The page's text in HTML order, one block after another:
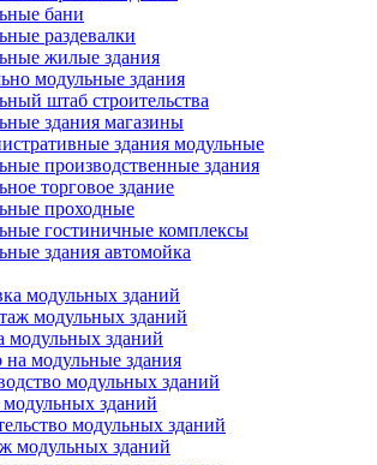
бани
раздевалки
жилые здания
модульные здания
штаб строительства
здания магазины
здания модульные
производственные здания
торговое здание
проходные
гостиничные комплексы
здания автомойка
модульных зданий
модульных зданий
модульных зданий
на модульные здания
модульных зданий
модульных зданий
модульных зданий
модульных зданий